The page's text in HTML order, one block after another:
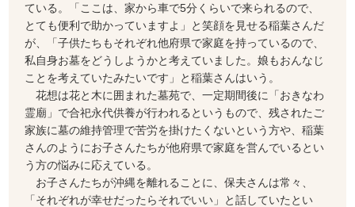
ている。「ここは、家から車で5分くらいで来られるので、
とても便利で助かっていますよ」と笑顔を見せる稲葉さんだ
が、「子供たちもそれぞれ他府県で家庭を持っているので、
私自身お墓をどうしようかと考えていました。娘もおんなじ
ことを考えていたみたいです」と稲葉さんはいう。
花想は花と木に囲まれた墓苑で、一定期間後に「おきなわ
霊廟」で合祀永代供養が行われるというもので、残されたご
家族に墓の維持管理で苦労を掛けたくないという方や、稲葉
さんのようにお子さんたちが他府県で家庭を営んでいるとい
う方の悩みに応えている。
お子さんたちが沖縄を離れることに、保夫さんは常々、
「それぞれが幸せだったらそれでいい」と話していたとい